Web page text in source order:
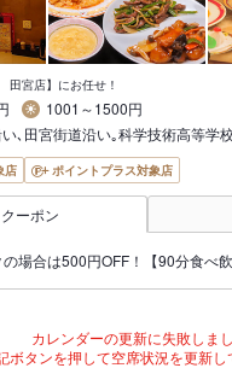
宮店】にお任せ！
1001～1500円
､田宮街道沿い｡科学技術高等学
店 ポイントプラス対象店
クーポン
場合は500円OFF！【90分食べ飲
カレンダーの更新に失敗しまし
ボタンを押して空席状況を更新し